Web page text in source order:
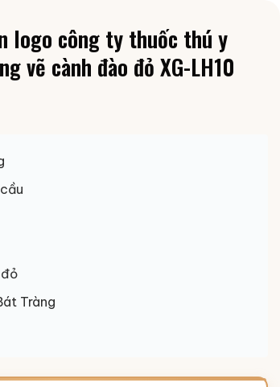
logo công ty thuốc thú y
vẽ cành đào đỏ XG-LH10
Tràng